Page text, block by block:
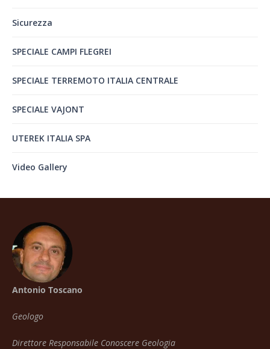
Sicurezza
SPECIALE CAMPI FLEGREI
SPECIALE TERREMOTO ITALIA CENTRALE
SPECIALE VAJONT
UTEREK ITALIA SPA
Video Gallery
Antonio Toscano
Geologo
Direttore Responsabile Conoscere Geologia